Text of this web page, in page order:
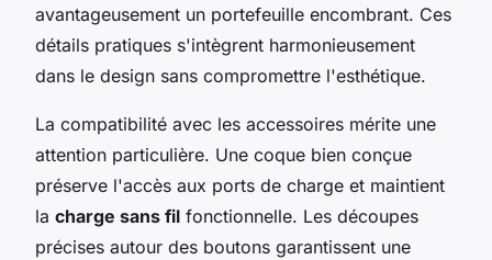
avantageusement un portefeuille encombrant. Ces
détails pratiques s'intègrent harmonieusement
dans le design sans compromettre l'esthétique.
La compatibilité avec les accessoires mérite une
attention particulière. Une coque bien conçue
préserve l'accès aux ports de charge et maintient
la charge sans fil fonctionnelle. Les découpes
précises autour des boutons garantissent une